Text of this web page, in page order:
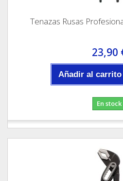
Tenazas Rusas
23,90
Añadir al carrito
En stock